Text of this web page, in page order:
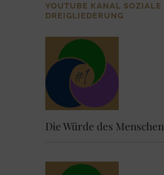
YOUTUBE KANAL SOZIALE
DREIGLIEDERUNG
Die Würde des Menschen